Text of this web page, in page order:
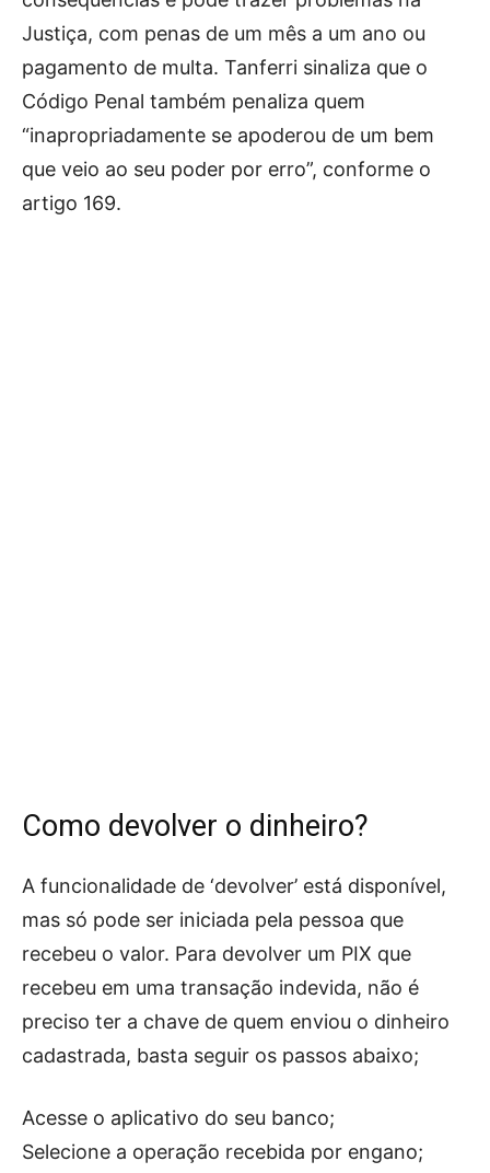
Justiça, com penas de um mês a um ano ou
pagamento de multa. Tanferri sinaliza que o
Código Penal também penaliza quem
“inapropriadamente se apoderou de um bem
que veio ao seu poder por erro”, conforme o
artigo 169.
Como devolver o dinheiro?
A funcionalidade de ‘devolver’ está disponível,
mas só pode ser iniciada pela pessoa que
recebeu o valor. Para devolver um PIX que
recebeu em uma transação indevida, não é
preciso ter a chave de quem enviou o dinheiro
cadastrada, basta seguir os passos abaixo;
Acesse o aplicativo do seu banco;
Selecione a operação recebida por engano;